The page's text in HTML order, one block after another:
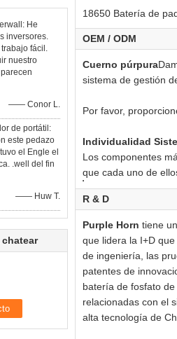
He
inversores.
fácil.
nuestro
—— Conor L.
de portátil:
este pedazo
el Engle el
.well del fin
—— Huw T.
18650 Batería de
OEM / ODM
Cuerno púrpura
sistema de gestión
Por favor,
Individualidad
Los componentes
que cada uno de
R & D
Purple Horn tiene
que lidera la I+D
de ingeniería, las
patentes de
batería de fosfato
relacionadas con el
alta tecnología de